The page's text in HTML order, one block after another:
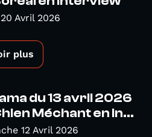
Avril 2026
plus
du 13 avril 2026
Méchant en in...
12 Avril 2026